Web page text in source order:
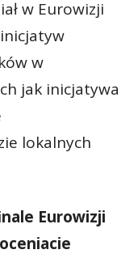
w Eurowizji
w
jak inicjatywa
lokalnych
Eurowizji